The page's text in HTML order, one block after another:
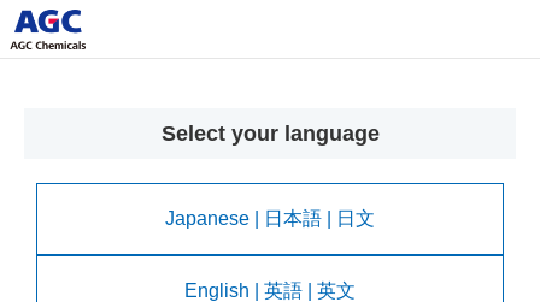
Select your language
Japanese | 日本語 | 日文
English | 英語 | 英文